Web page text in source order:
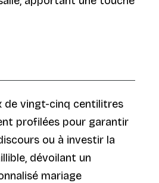
de vingt-cinq centilitres
profilées pour garantir
ou à investir la
dévoilant un
mariage